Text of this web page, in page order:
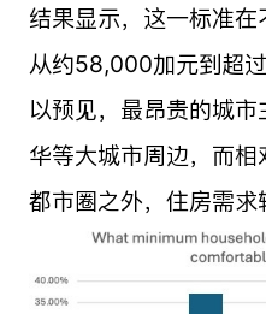
结果显示，这一标准在
从约58,000加元到超
以预见，最昂贵的城
华等大城市周边，而
都市圈之外，住房需求